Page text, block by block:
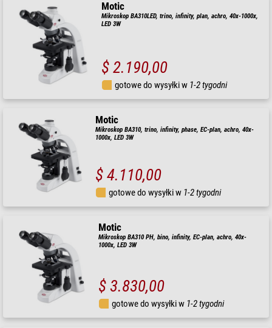
Motic
Mikroskop BA310LED, trino, infinity, plan, achro, 40x-1000x,
LED 3W
$ 2.190,00
gotowe do wysyłki w 1-2 tygodni
Motic
Mikroskop BA310, trino, infinity, phase, EC-plan, achro, 40x-
1000x, LED 3W
$ 4.110,00
gotowe do wysyłki w 1-2 tygodni
Motic
Mikroskop BA310 PH, bino, infinity, EC-plan, achro, 40x-
1000x, LED 3W
$ 3.830,00
gotowe do wysyłki w 1-2 tygodni